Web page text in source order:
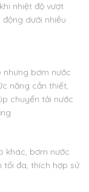
nhiệt độ vượt
dưới nhiều
nhưng bơm nước
năng cần thiết,
chuyển tải nước
khác, bơm nước
tối đa, thích hợp sử